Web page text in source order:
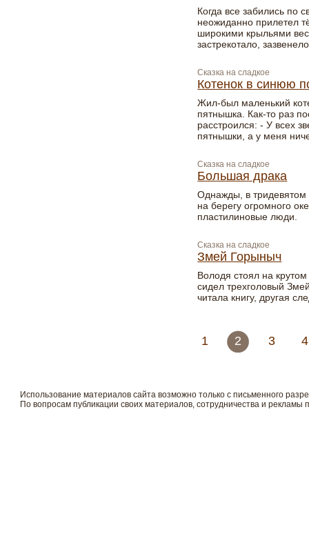
Когда все забились по
неожиданно прилетел
широкими крыльями
застрекотало,
Сказка на сладкое
Котенок в синюю
Жил-был маленький
пятнышка. Как-то раз
расстроился: - У всех
пятнышки, а у меня
Сказка на сладкое
Большая драка
Однажды, в тридевятом
на берегу огромного
пластилиновые люди.
Сказка на сладкое
Змей Горыныч
Володя стоял на
сидел трехголовый
читала книгу, другая
1 2 3 4
Использование материалов сайта возможно только с письменного
По вопросам публикации своих материалов, сотрудничества и